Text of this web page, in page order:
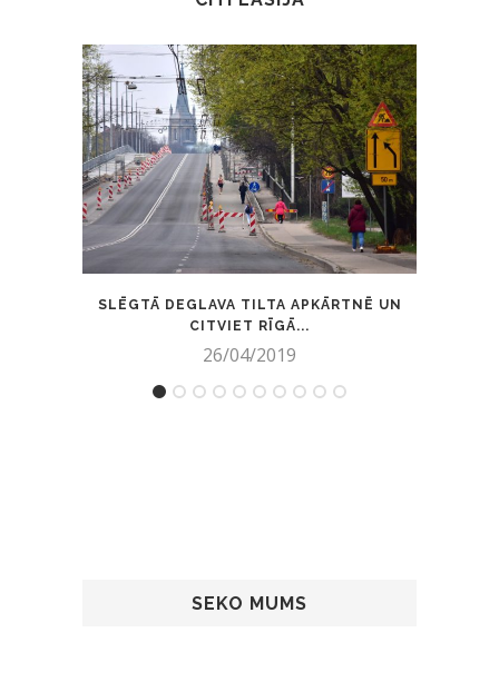
SLĒGTĀ DEGLAVA TILTA APKĀRTNĒ UN
CITVIET RĪGĀ...
26/04/2019
SEKO MUMS